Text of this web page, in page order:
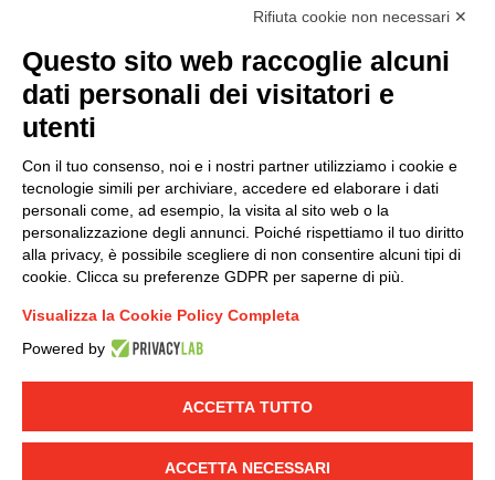
LINKEDIN YOUTUBE
© 2019 - DKC Europe - -
Cookie-Yourbiz
Modello organizzativo, gestione e controllo – D. lgs.
231/2001
Condizioni generali di vendita DKC Power Solutions
Condizioni generali di acquisto
Codice etico
Rifiuta cookie non necessari ✕
Questo sito web raccoglie alcuni
dati personali dei visitatori e
utenti
Con il tuo consenso, noi e i nostri partner utilizziamo i cookie e
tecnologie simili per archiviare, accedere ed elaborare i dati
personali come, ad esempio, la visita al sito web o la
personalizzazione degli annunci. Poiché rispettiamo il tuo diritto
alla privacy, è possibile scegliere di non consentire alcuni tipi di
cookie. Clicca su preferenze GDPR per saperne di più.
Visualizza la Cookie Policy Completa
Powered by
ACCETTA TUTTO
ACCETTA NECESSARI